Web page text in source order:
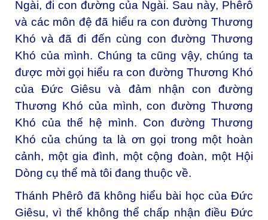
Ngài, đi con đường của Ngài. Sau này, Phêrô
và các môn đệ đã hiểu ra con đường Thương
Khó và đã đi đến cùng con đường Thương
Khó của mình. Chúng ta cũng vậy, chúng ta
được mời gọi hiểu ra con đường Thương Khó
của Đức Giêsu và đảm nhận con đường
Thương Khó của mình, con đường Thương
Khó của thế hệ mình. Con đường Thương
Khó của chúng ta là ơn gọi trong một hoàn
cảnh, một gia đình, một cộng đoàn, một Hội
Dòng cụ thể mà tôi đang thuộc về.
Thánh Phêrô đã không hiểu bài học của Đức
Giêsu, vì thế không thể chấp nhận điều Đức